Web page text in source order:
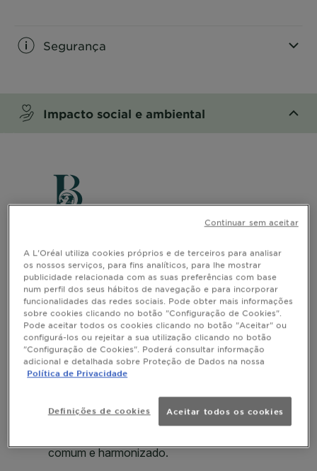
Segurança
Impacto social e ambiental
A L'Oréal utiliza cookies próprios e de terceiros para analisar
os nossos serviços, para fins analíticos, para lhe mostrar
publicidade relacionada com as suas preferências com base
num perfil dos seus hábitos de navegação e para incorporar
funcionalidades das redes sociais. Pode obter mais informações
sobre cookies clicando no botão "Configuração de Cookies".
Pode aceitar todos os cookies clicando no botão "Aceitar" ou
configurá-los ou rejeitar a sua utilização clicando no botão
"Configuração de Cookies". Poderá consultar informação
adicional e detalhada sobre Proteção de Dados na nossa
Política de Privacidade
Definições de cookies Aceitar todos os cookies
Continuar sem aceitar